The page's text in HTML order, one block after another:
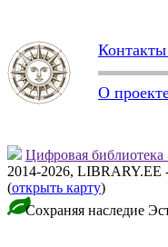
О
Цифровая библиотека
2014-2026, LIBRARY.EE
(открыть карту)
Сохраняя наследие